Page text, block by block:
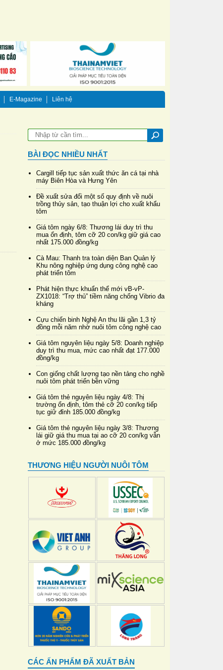
E-Magazine Liên hệ
BÀI ĐỌC NHIỀU NHẤT
Cargill tiếp tục sản xuất thức ăn cá tại nhà
máy Biên Hòa và Hưng Yên
Đề xuất sửa đổi một số quy định về nuôi
trồng thủy sản, tạo thuận lợi cho xuất khẩu
tôm
Giá tôm ngày 6/8: Thương lái duy trì thu
mua ổn định, tôm cỡ 20 con/kg giữ giá cao
nhất 175.000 đồng/kg
Cà Mau: Thanh tra toàn diện Ban Quản lý
Khu nông nghiệp ứng dụng công nghệ cao
phát triển tôm
Phát hiện thực khuẩn thể mới vB-vP-
ZX1018: “Trợ thủ” tiềm năng chống Vibrio đa
kháng
Cựu chiến binh Nghệ An thu lãi gần 1,3 tỷ
đồng mỗi năm nhờ nuôi tôm công nghệ cao
Giá tôm nguyên liệu ngày 5/8: Doanh nghiệp
duy trì thu mua, mức cao nhất đạt 177.000
đồng/kg
Con giống chất lượng tạo nền tảng cho nghề
nuôi tôm phát triển bền vững
Giá tôm thẻ nguyên liệu ngày 4/8: Thị
trường ổn định, tôm thẻ cỡ 20 con/kg tiếp
tục giữ đỉnh 185.000 đồng/kg
Giá tôm thẻ nguyên liệu ngày 3/8: Thương
lái giữ giá thu mua tại ao cỡ 20 con/kg vẫn
ở mức 185.000 đồng/kg
THƯƠNG HIỆU NGƯỜI NUÔI TÔM
CÁC ẤN PHẨM ĐÃ XUẤT BẢN